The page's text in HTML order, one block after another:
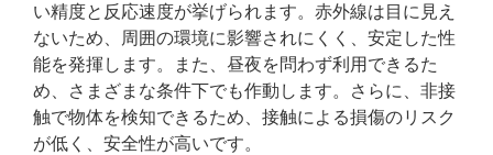
い精度と反応速度が挙げられます。赤外線は目に見え
ないため、周囲の環境に影響されにくく、安定した性
能を発揮します。また、昼夜を問わず利用できるた
め、さまざまな条件下でも作動します。さらに、非接
触で物体を検知できるため、接触による損傷のリスク
が低く、安全性が高いです。